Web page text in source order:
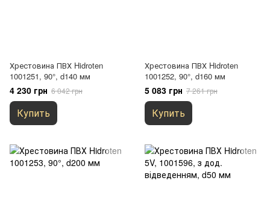
Хрестовина ПВХ Hidroten
1001251, 90°, d140 мм
4 230 грн 6 042 грн
Купить
Хрестовина ПВХ Hidroten
1001252, 90°, d160 мм
5 083 грн 7 261 грн
Купить